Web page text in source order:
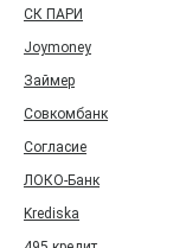
СК ПАРИ
Joymoney
Займер
Совкомбанк
Согласие
ЛОКО-Банк
Krediska